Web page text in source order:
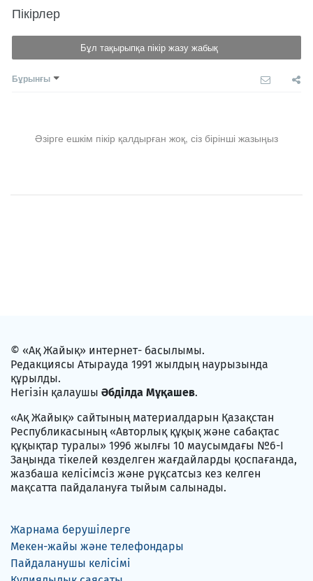
Пікірлер
Бұл тақырыпқа пікір жазу жабық
Бұрынғы
Әзірге ешкім пікір қалдырған жоқ, сіз бірінші жазыңыз
© «Ақ Жайық» интернет- басылымы.
Редакциясы Атырауда 1991 жылдың наурызында
құрылды.
Негізін қалаушы Әбділда Мұқашев.
«Ақ Жайық» сайтының материалдарын Қазақстан
Республикасының «Авторлық құқық және сабақтас
құқықтар туралы» 1996 жылғы 10 маусымдағы №6-I
Заңында тікелей көзделген жағдайларды қоспағанда,
жазбаша келісімсіз және рұқсатсыз кез келген
мақсатта пайдалануға тыйым салынады.
Жарнама берушілерге
Мекен-жайы және телефондары
Пайдаланушы келісімі